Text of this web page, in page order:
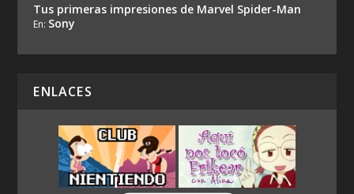
Tus primeras impresiones de Marvel Spider-Man
En: Sony
ENLACES